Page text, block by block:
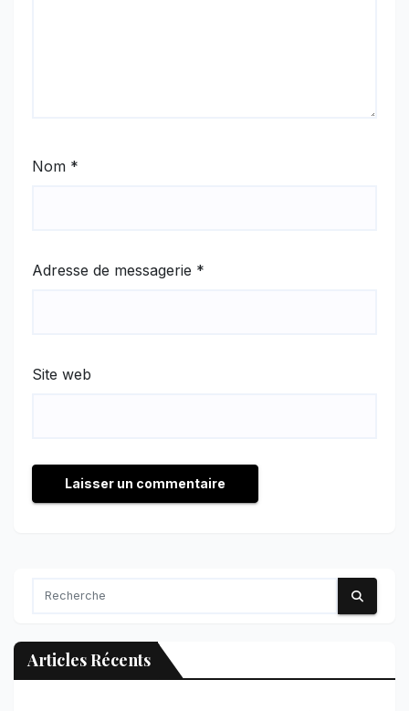
Nom *
Adresse de messagerie *
Site web
Articles Récents